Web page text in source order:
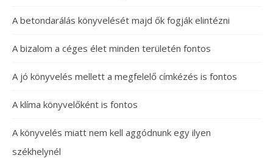
A betondarálás könyvelését majd ők fogják elintézni
A bizalom a céges élet minden területén fontos
A jó könyvelés mellett a megfelelő címkézés is fontos
A klíma könyvelőként is fontos
A könyvelés miatt nem kell aggódnunk egy ilyen
székhelynél